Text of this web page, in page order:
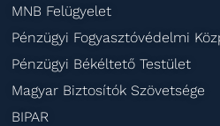
MNB Felügyelet
Pénzügyi Fogyasztóvédelmi
Pénzügyi Békéltető Testület
Magyar Biztosítók Szövetsége
BIPAR